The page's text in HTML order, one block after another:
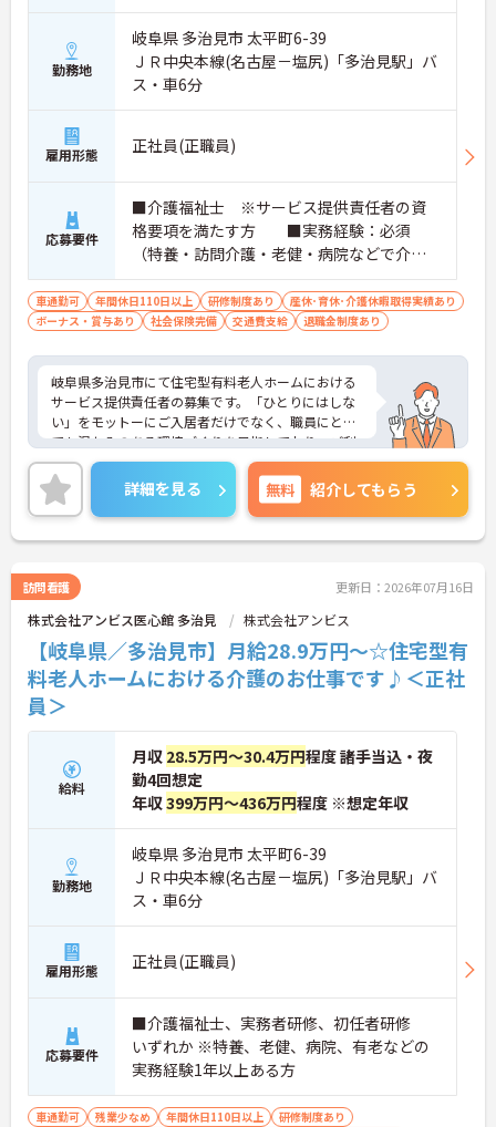
勤務地
岐阜県 多治見市 太平町6-39
ＪＲ中央本線(名古屋－塩尻)「多治見駅」バ
ス・車6分
雇用形態 正社員(正職員)
応募要件
■介護福祉士 ※サービス提供責任者の資
格要項を満たす方 ■実務経験：必須
（特養・訪問介護・老健・病院などで介護
の実務経験が3年程度ある方）☆サ責未経験
スタートの実績多数☆
車通勤可 年間休日110日以上 研修制度あり
産休･育休･介護休暇取得実績あり
ボーナス・賞与あり
社会保険完備 交通費支給 退職金制度あり
岐阜県多治見市にて住宅型有料老人ホームにおける
サービス提供責任者の募集です。「ひとりにはしな
い」をモットーにご入居者だけでなく、職員にとっ
ても温かみのある環境づくりを目指しており、ご利
用者一人ひとりに寄り添ってサービスを提供してい
ただける方を募集しています。サービス提供責任者
の経験がなくスタートされた方も多数いらっしゃい
ます。
ご興味のある方には、面接対策ポイントなど、さら
さい！
詳細を見る 無料 紹介してもらう
訪問看護 更新日：2026年07月16日
株式会社アンビス医心館 多治見 株式会社アンビス
【岐阜県／多治見市】月給28.9万円～☆住宅型有
料老人ホームにおける介護のお仕事です♪＜正社
員＞
給料
月収 28.5万円～30.4万円程度 諸手当込・夜
勤4回想定
年収399万円～436万円程度 ※想定年収
勤務地
岐阜県 多治見市 太平町6-39
ＪＲ中央本線(名古屋－塩尻)「多治見駅」バ
ス・車6分
雇用形態 正社員(正職員)
応募要件
■介護福祉士、実務者研修、初任者研修
いずれか ※特養、老健、病院、有老などの
実務経験1年以上ある方
車通勤可 残業少なめ 年間休日110日以上
研修制度あり